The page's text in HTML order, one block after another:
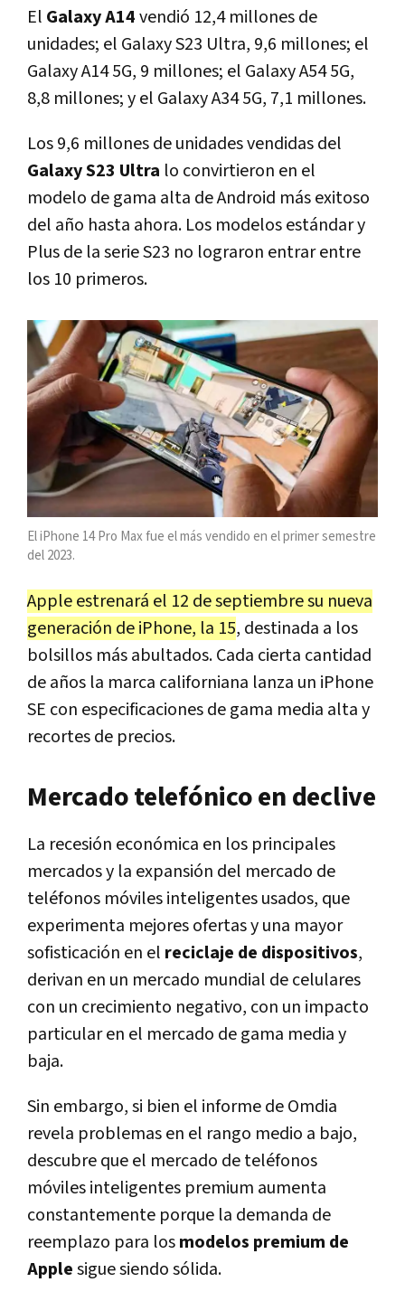
El Galaxy A14vendió 12,4 millones de
unidades; el Galaxy S23 Ultra, 9,6 millones; el
Galaxy A14 5G, 9 millones; el Galaxy A54 5G,
8,8 millones; y el Galaxy A34 5G, 7,1 millones.
Los 9,6 millones de unidades vendidas del
Galaxy S23 Ultra lo convirtieron en el
modelo de gama alta de Android más exitoso
del año hasta ahora. Los modelos estándar y
Plus de la serie S23 no lograron entrar entre
los 10 primeros.
El iPhone 14 Pro Max fue el más vendido en el primer semestre
del 2023.
Apple estrenará el 12 de septiembre su nueva
generación de iPhone, la 15, destinada a los
bolsillos más abultados. Cada cierta cantidad
de años la marca californiana lanza un iPhone
SE con especificaciones de gama media alta y
recortes de precios.
Mercado telefónico en declive
La recesión económica en los principales
mercados y la expansión del mercado de
teléfonos móviles inteligentes usados, que
experimenta mejores ofertas y una mayor
sofisticación en el reciclaje de dispositivos,
derivan en un mercado mundial de celulares
con un crecimiento negativo, con un impacto
particular en el mercado de gama media y
baja.
Sin embargo, si bien el informe de Omdia
revela problemas en el rango medio a bajo,
descubre que el mercado de teléfonos
móviles inteligentes premium aumenta
constantemente porque la demanda de
reemplazo para losmodelos premium de
Applesigue siendo sólida.